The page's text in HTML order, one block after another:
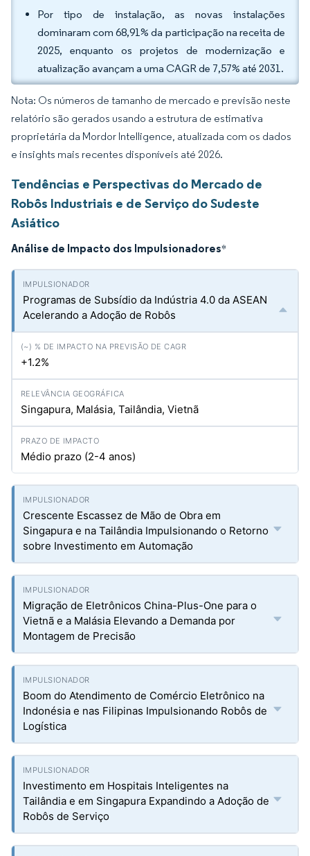
Por tipo de instalação, as novas instalações
dominaram com 68,91% da participação na receita de
2025, enquanto os projetos de modernização e
atualização avançam a uma CAGR de 7,57% até 2031.
Nota: Os números de tamanho de mercado e previsão neste
relatório são gerados usando a estrutura de estimativa
proprietária da Mordor Intelligence, atualizada com os dados
e insights mais recentes disponíveis até 2026.
Tendências e Perspectivas do Mercado de
Robôs Industriais e de Serviço do Sudeste
Asiático
Análise de Impacto dos Impulsionadores*
Programas de Subsídio da Indústria 4.0 da ASEAN
Acelerando a Adoção de Robôs
+1.2%
Singapura, Malásia, Tailândia, Vietnã
Médio prazo (2-4 anos)
Crescente Escassez de Mão de Obra em
Singapura e na Tailândia Impulsionando o Retorno
sobre Investimento em Automação
Migração de Eletrônicos China-Plus-One para o
Vietnã e a Malásia Elevando a Demanda por
Montagem de Precisão
Boom do Atendimento de Comércio Eletrônico na
Indonésia e nas Filipinas Impulsionando Robôs de
Logística
Investimento em Hospitais Inteligentes na
Tailândia e em Singapura Expandindo a Adoção de
Robôs de Serviço